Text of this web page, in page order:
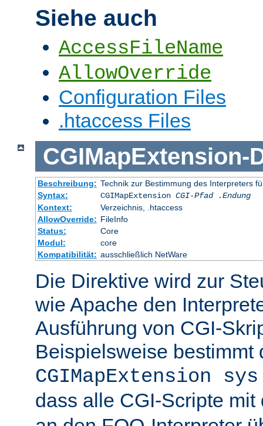
Siehe auch
AccessFileName
AllowOverride
Configuration Files
.htaccess Files
CGIMapExtension-
Beschreibung: Technik zur Bestimmung des Interpreters
Syntax:
CGIMapExtension CGI-Pfad
.Endung
Kontext:
Verzeichnis, .htaccess
AllowOverride: FileInfo
Status:
Core
Modul:
core
Kompatibilität: ausschließlich NetWare
Die Direktive wird zur
wie Apache den
Ausführung von CGI-
Beispielsweise bestimmt
CGIMapExtension
dass alle CGI-Scripte